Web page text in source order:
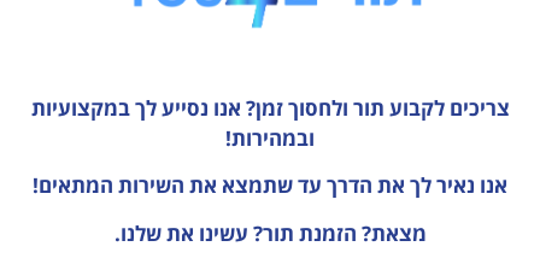
צריכים לקבוע תור ולחסוך זמן? אנו נסייע לך במקצועיות
ובמהירות!
אנו נאיר לך את הדרך עד שתמצא את השירות המתאים!
מצאת? הזמנת תור? עשינו את שלנו.